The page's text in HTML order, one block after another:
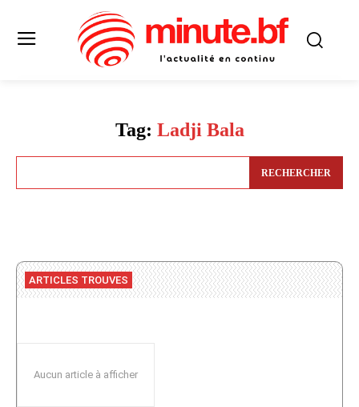
Tag: Ladji Bala
RECHERCHER
ARTICLES TROUVES
Aucun article à afficher